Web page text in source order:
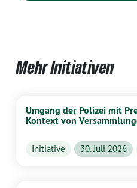
Mehr Initiativen
Umgang der Polizei mit
Kontext von
Initiative 30. Juli 2026